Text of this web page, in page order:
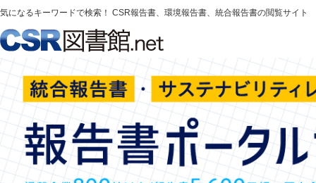
気になるキーワードで検索！ CSR報告書、環境報告書、統合報告書の閲覧サイト